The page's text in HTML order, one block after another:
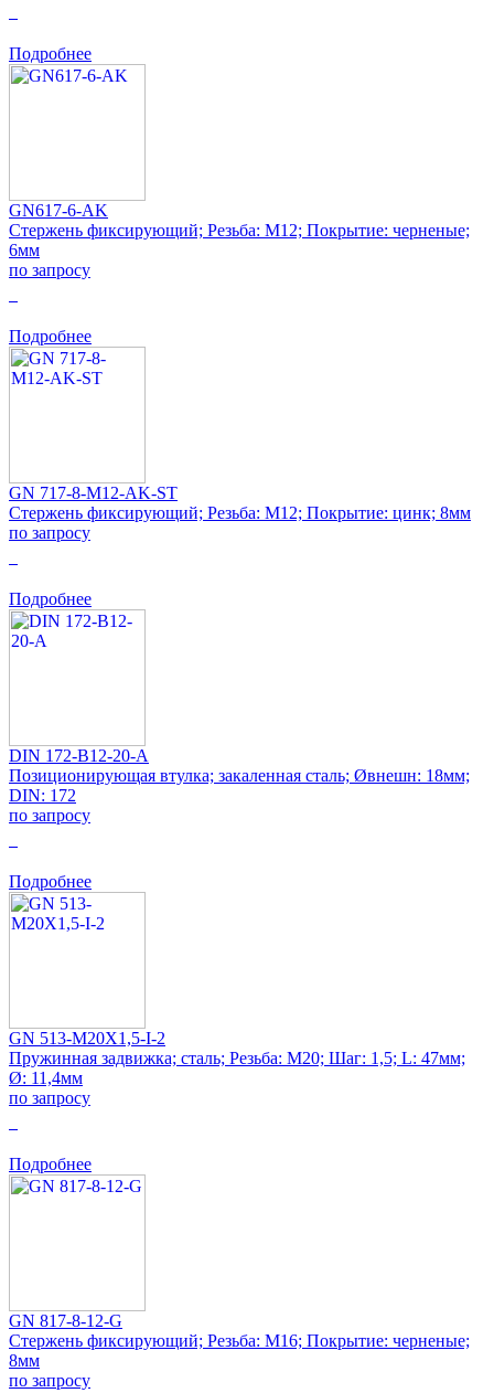
Подробнее
GN617-6-AK
Стержень фиксирующий; Резьба: M12; Покрытие: черненые;
6мм
по запросу
Подробнее
GN 717-8-M12-AK-ST
Стержень фиксирующий; Резьба: M12; Покрытие: цинк; 8мм
по запросу
Подробнее
DIN 172-B12-20-A
Позиционирующая втулка; закаленная сталь; Øвнешн: 18мм;
DIN: 172
по запросу
Подробнее
GN 513-M20X1,5-I-2
Пружинная задвижка; сталь; Резьба: M20; Шаг: 1,5; L: 47мм;
Ø: 11,4мм
по запросу
Подробнее
GN 817-8-12-G
Стержень фиксирующий; Резьба: M16; Покрытие: черненые;
8мм
по запросу